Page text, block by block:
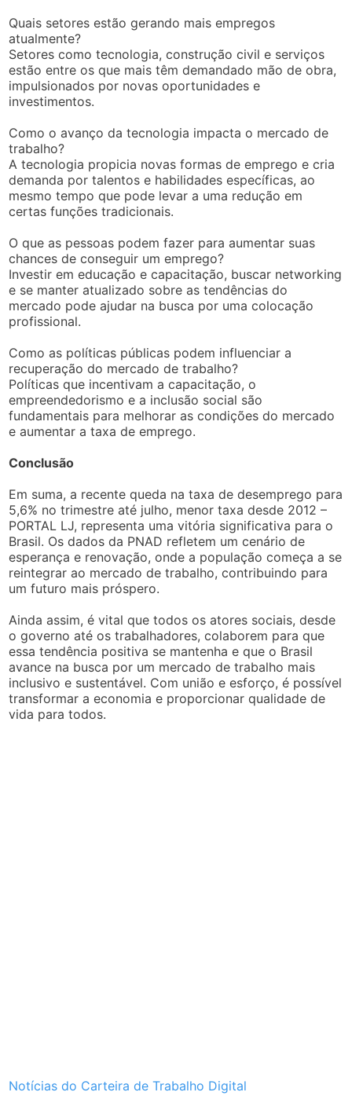
Quais setores estão gerando mais empregos
atualmente?
Setores como tecnologia, construção civil e serviços
estão entre os que mais têm demandado mão de obra,
impulsionados por novas oportunidades e
investimentos.
Como o avanço da tecnologia impacta o mercado de
trabalho?
A tecnologia propicia novas formas de emprego e cria
demanda por talentos e habilidades específicas, ao
mesmo tempo que pode levar a uma redução em
certas funções tradicionais.
O que as pessoas podem fazer para aumentar suas
chances de conseguir um emprego?
Investir em educação e capacitação, buscar networking
e se manter atualizado sobre as tendências do
mercado pode ajudar na busca por uma colocação
profissional.
Como as políticas públicas podem influenciar a
recuperação do mercado de trabalho?
Políticas que incentivam a capacitação, o
empreendedorismo e a inclusão social são
fundamentais para melhorar as condições do mercado
e aumentar a taxa de emprego.
Conclusão
Em suma, a recente queda na taxa de desemprego para
5,6% no trimestre até julho, menor taxa desde 2012 –
PORTAL LJ, representa uma vitória significativa para o
Brasil. Os dados da PNAD refletem um cenário de
esperança e renovação, onde a população começa a se
reintegrar ao mercado de trabalho, contribuindo para
um futuro mais próspero.
Ainda assim, é vital que todos os atores sociais, desde
o governo até os trabalhadores, colaborem para que
essa tendência positiva se mantenha e que o Brasil
avance na busca por um mercado de trabalho mais
inclusivo e sustentável. Com união e esforço, é possível
transformar a economia e proporcionar qualidade de
vida para todos.
Notícias do Carteira de Trabalho Digital